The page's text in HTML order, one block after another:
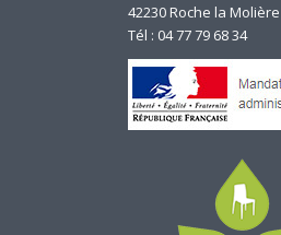
42230 Roche la Molière
Tél : 04 77 79 68 34